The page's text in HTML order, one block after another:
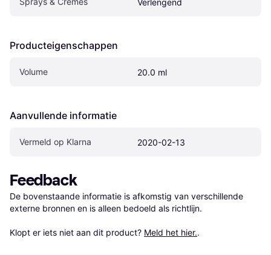
Producteigenschappen
Volume 20.0 ml
Aanvullende informatie
Vermeld op Klarna 2020-02-13
Feedback
De bovenstaande informatie is afkomstig van verschillende
externe bronnen en is alleen bedoeld als richtlijn.
Klopt er iets niet aan dit product? Meld het hier..